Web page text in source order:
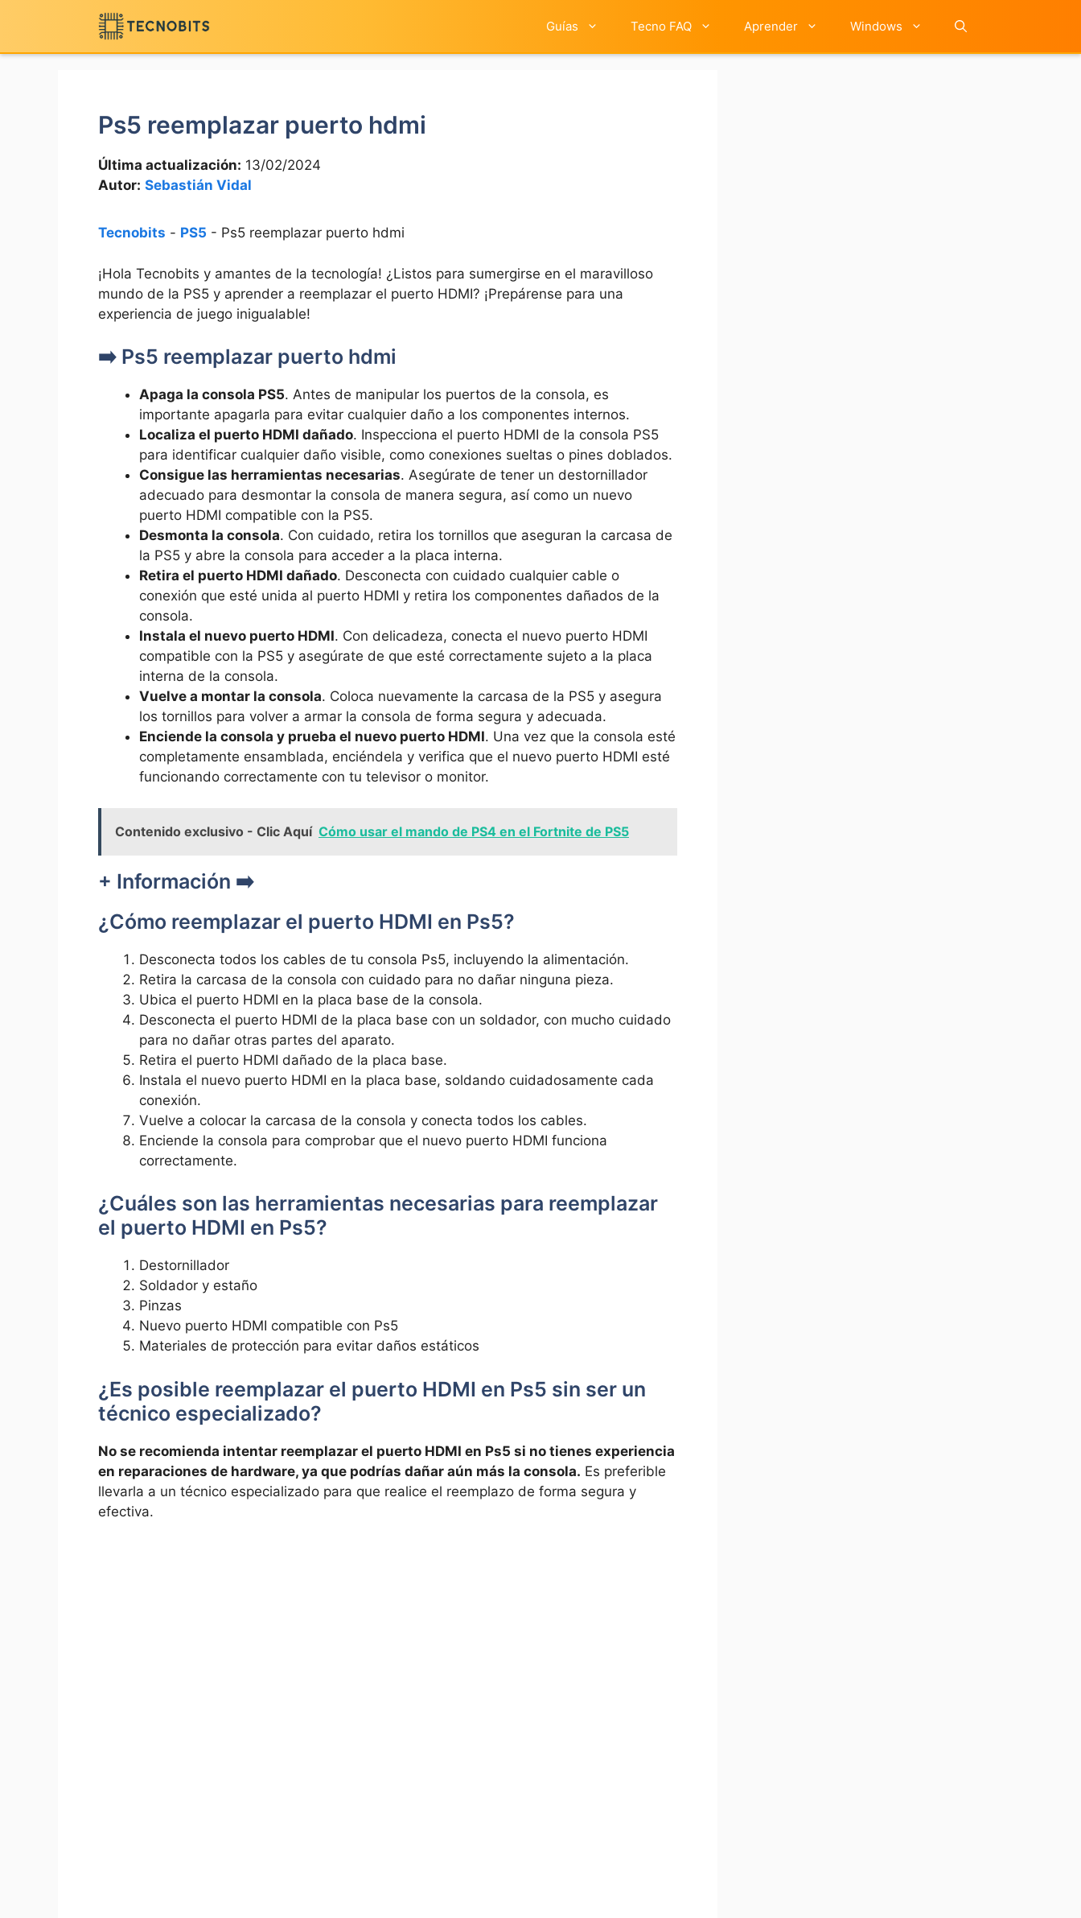
contenido
Guías Tecno FAQ Aprender Windows
Ps5 reemplazar puerto hdmi
Última actualización: 13/02/2024
Autor: Sebastián Vidal
Tecnobits - PS5 - Ps5 reemplazar puerto hdmi
¡Hola‌ Tecnobits y amantes de la tecnología! ¿Listos para sumergirse en el maravilloso
mundo de la‌ PS5 ⁢y aprender a reemplazar el puerto HDMI? ¡Prepárense ⁤para una
experiencia de juego ⁢inigualable!
➡️ Ps5 reemplazar puerto hdmi
Apaga la consola PS5. Antes de manipular los puertos de ‍la consola, es
importante apagarla para evitar cualquier​ daño a⁢ los componentes internos.
Localiza el puerto ‌HDMI dañado. Inspecciona el puerto HDMI de la consola PS5
para identificar cualquier daño visible, como conexiones ⁢sueltas‌ o pines doblados.
Consigue‍ las herramientas necesarias. Asegúrate de tener un ​destornillador
adecuado para desmontar la consola de manera segura, así como un nuevo
puerto HDMI compatible con la PS5.
Desmonta la consola. Con cuidado,‍ retira los tornillos que aseguran la carcasa ⁣de
la PS5 y ​abre la consola para acceder a la placa interna.
Retira el​ puerto HDMI dañado. Desconecta con cuidado cualquier cable o
conexión ​que esté unida ⁢al puerto HDMI y retira ⁤los componentes dañados⁣ de la
consola.
Instala el‌ nuevo puerto HDMI. ‍Con ​delicadeza, conecta el nuevo puerto ​HDMI
compatible con la ⁢PS5 y asegúrate de que esté correctamente sujeto⁣ a la ‌placa
interna de la consola.
Vuelve a montar la consola. Coloca nuevamente la carcasa de ⁤la PS5 y asegura
los tornillos para volver⁣ a armar la consola de ⁢forma segura y adecuada.
Enciende​ la‌ consola⁢ y prueba el nuevo puerto HDMI. Una vez que ⁤la consola esté
completamente ensamblada, enciéndela y verifica que ‌el nuevo puerto HDMI esté
funcionando correctamente ‍con tu televisor o monitor.
Contenido exclusivo - Clic Aquí Cómo usar el mando de PS4 en el Fortnite de PS5
+ Información ➡️
¿Cómo reemplazar el puerto HDMI ⁣en Ps5?
Desconecta todos los cables‌ de tu consola Ps5,‍ incluyendo la alimentación.
Retira la carcasa⁢ de la consola con cuidado‌ para no dañar ninguna pieza.
Ubica el puerto HDMI⁣ en⁣ la placa base de la consola.
Desconecta el puerto ‍HDMI de la placa ⁣base con un soldador, ​con mucho cuidado
para⁤ no dañar otras partes del aparato.
Retira el puerto HDMI dañado de la placa base.
Instala el nuevo ​puerto HDMI en la placa base, soldando ⁣cuidadosamente cada
conexión.
Vuelve a colocar la carcasa de la consola y conecta todos los cables.
Enciende la consola ⁢para comprobar que el nuevo‍ puerto HDMI funciona
‌correctamente.
¿Cuáles son las herramientas necesarias para reemplazar
el puerto​ HDMI en Ps5?
Destornillador
Soldador y estaño
Pinzas
Nuevo puerto HDMI‌ compatible con‍ Ps5
Materiales de protección para evitar daños ⁤estáticos
¿Es posible reemplazar⁤ el puerto HDMI en Ps5 sin ser un
técnico‌ especializado?
No‌ se recomienda intentar reemplazar el puerto HDMI en Ps5⁤ si no tienes experiencia
en reparaciones de hardware, ya que podrías dañar aún más la consola. Es preferible
llevarla a un técnico especializado para que realice el reemplazo de forma segura y
efectiva.